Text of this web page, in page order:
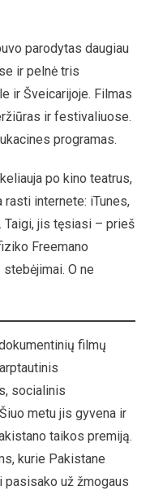
parodytas daugiau
ir pelnė tris
ir Šveicarijoje. Filmas
ir festivaliuose.
programas.
po kino teatrus,
internete: iTunes,
Taigi, jis tęsiasi – prieš
Freemano
O ne
filmų
socialinis
metu jis gyvena ir
taikos premiją.
kurie Pakistane
už žmogaus